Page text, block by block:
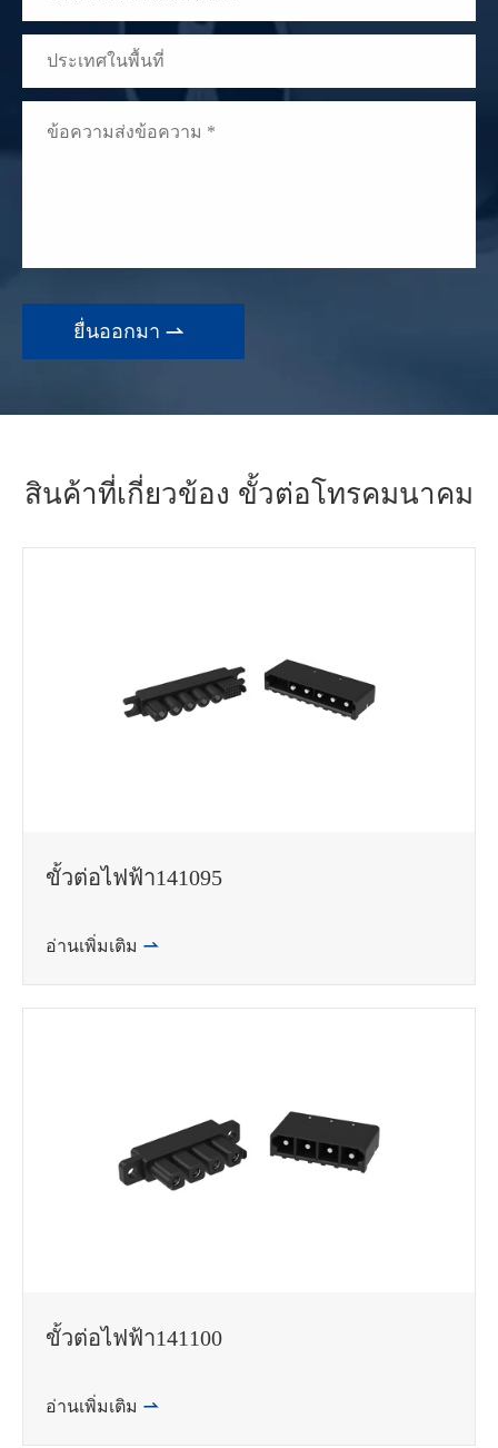

สินค้าที่เกี่ยวข้อง ขั้วต่อโทรคมนาคม
ขั้วต่อไฟฟ้า141095
อ่านเพิ่มเติม 
ขั้วต่อไฟฟ้า141100
อ่านเพิ่มเติม 
邮箱